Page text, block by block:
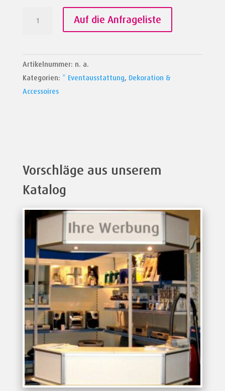
Menge
Auf die Anfrageliste
Artikelnummer: n. a.
Kategorien: * Eventausstattung, Dekoration &
Accessoires
Vorschläge aus unserem
Katalog